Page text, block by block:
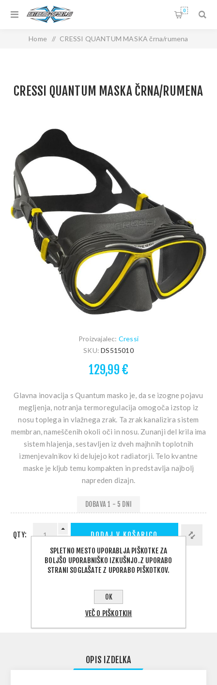
0
Home / CRESSI QUANTUM MASKA črna/rumena
CRESSI QUANTUM MASKA ČRNA/RUMENA
Proizvajalec: Cressi
SKU: DS515010
129,99 €
Glavna inovacija s Quantum masko je, da se izogne pojavu
megljenja, notranja termoregulacija omogoča izstop iz
nosu toplega in vlažnega zrak. Ta zrak kanalizira sistem
membran, nameščenih okoli oči in nosu. Zunanji del krila ima
sistem hlajenja, sestavljen iz dveh majhnih toplotnih
izmenjevalnikov ki delujejo kot radiatorji. Telo kvantne
maske je kljub temu kompakten in predstavlja najbolj
napreden dizajn.
DOBAVA 1 - 5 DNI
QTY: DODAJ V KOŠARICO
PODELI:
IZBERITE NASLOV ZA DOSTAVO
OPIS IZDELKA
SPLETNO MESTO UPORABLJA PIŠKOTKE ZA
BOLJŠO UPORABNIŠKO IZKUŠNJO.Z UPORABO
STRANI SOGLAŠATE Z UPORABO PIŠKOTKOV.
OK
VEČ O PIŠKOTKIH